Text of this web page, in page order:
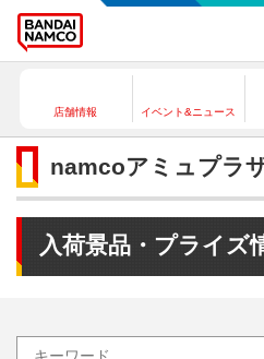
店舗情報 イベント&ニュース
namcoアミュプラ
入荷景品・プライズ